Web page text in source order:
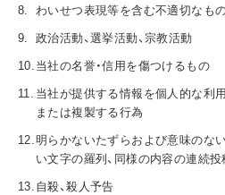
わいせつ表現等を含む不適切なも
政治活動、選挙活動、宗教活動
当社の名誉・信用を傷つけるもの
当社が提供する情報を個人的な利
または複製する行為
明らかないたずらおよび意味のな
い文字の羅列、同様の内容の連続投
自殺、殺人予告